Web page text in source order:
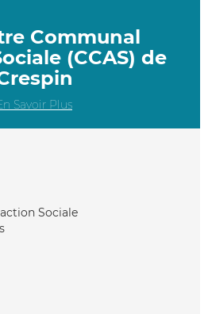
Communal
(CCAS) de
Savoir Plus
Sociale